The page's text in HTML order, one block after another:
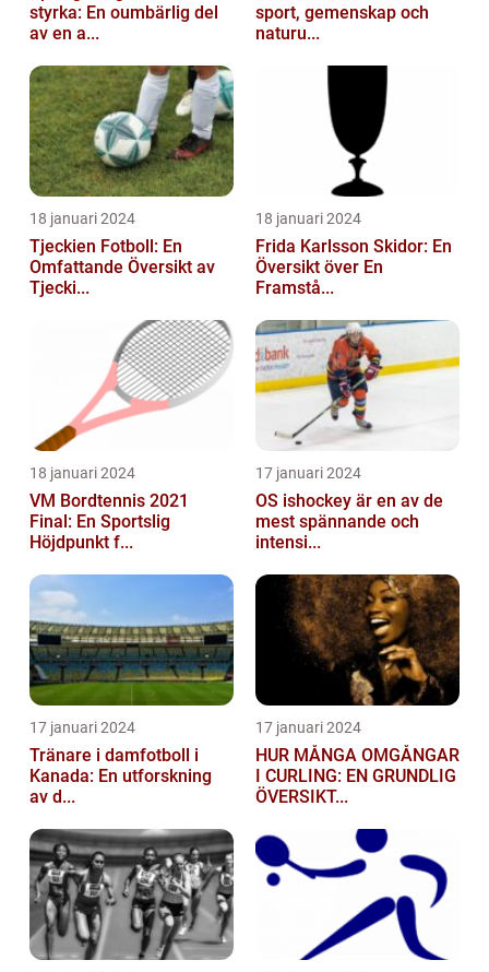
styrka: En oumbärlig del
av en a...
sport, gemenskap och
naturu...
18 januari 2024
Tjeckien Fotboll: En
Omfattande Översikt av
Tjecki...
18 januari 2024
Frida Karlsson Skidor: En
Översikt över En
Framstå...
18 januari 2024
VM Bordtennis 2021
Final: En Sportslig
Höjdpunkt f...
17 januari 2024
OS ishockey är en av de
mest spännande och
intensi...
17 januari 2024
Tränare i damfotboll i
Kanada: En utforskning
av d...
17 januari 2024
HUR MÅNGA OMGÅNGAR
I CURLING: EN GRUNDLIG
ÖVERSIKT...